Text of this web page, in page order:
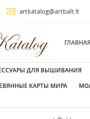
artkatalog@artbalt.lt
ГЛАВНАЯ
ДЛЯ ВЫШИВАНИЯ
КАРТЫ МИРА